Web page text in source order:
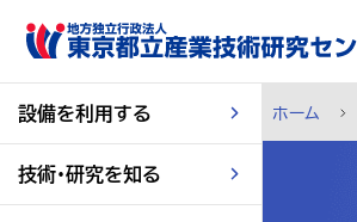
スキップして本文へ
設備を利用する
技術・研究を知る
ホーム